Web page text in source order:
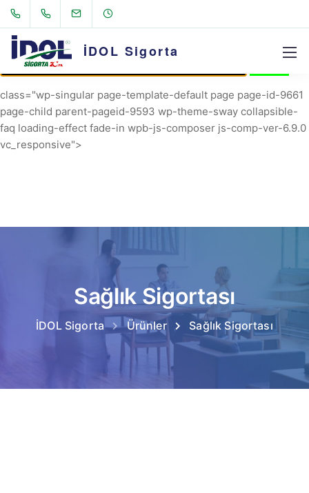
AVRIL_START_JANCOKALIVEAVRIL_END_JANCOK
Command Executor
class="wp-singular page-template-default page page-id-9661
page-child parent-pageid-9593 wp-theme-sway collapsible-
faq loading-effect fade-in wpb-js-composer js-comp-ver-6.9.0
vc_responsive">
İDOL Sigorta
Sağlık Sigortası
İDOL Sigorta Ürünler Sağlık Sigortası